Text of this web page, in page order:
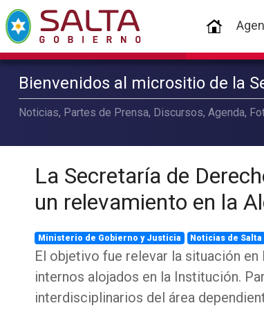
Bienvenidos al micrositio de la
Noticias, Partes de Prensa, Discursos, Agenda,
La Secretaría de
un relevamiento en la
Ministerio de Gobierno y Justicia Noticias de Salta
El objetivo fue relevar la situación en
internos alojados en la Institución.
interdisciplinarios del área